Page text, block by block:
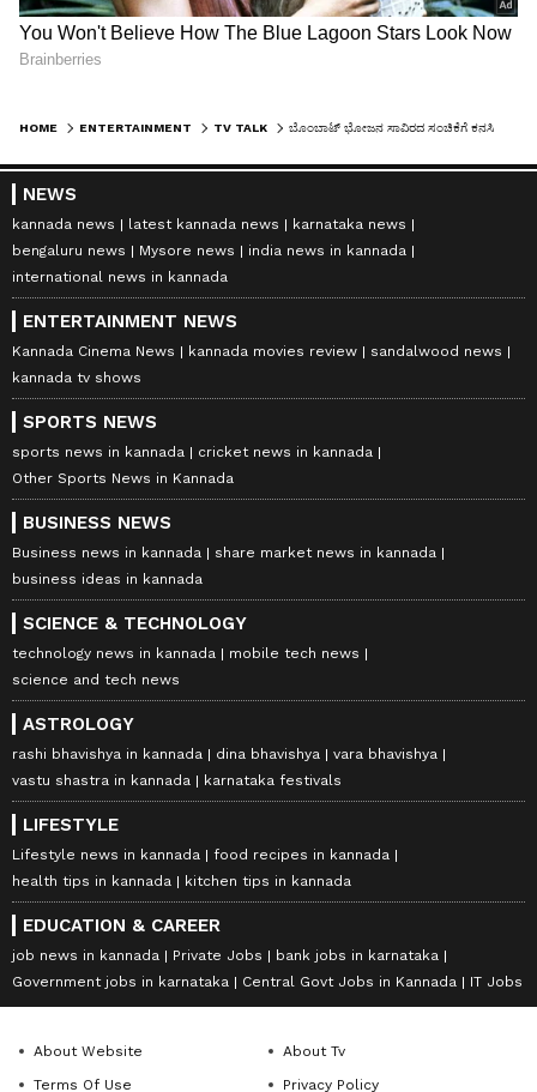
HOME ENTERTAINMENT TV TALK
NEWS
kannada news latest kannada news
karnataka news
bengaluru news
Mysore news
india news in kannada
international news in kannada
ENTERTAINMENT NEWS
Kannada Cinema News kannada movies review
sandalwood news
kannada tv shows
SPORTS NEWS
sports news in kannada
cricket news in kannada
Other Sports News in Kannada
BUSINESS NEWS
Business news in kannada
share market news in kannada
business ideas in kannada
SCIENCE & TECHNOLOGY
technology news in kannada
mobile tech news
science and tech news
ASTROLOGY
rashi bhavishya in kannada dina bhavishya
vara bhavishya
vastu shastra in kannada
karnataka festivals
LIFESTYLE
Lifestyle news in kannada
food recipes in kannada
health tips in kannada
kitchen tips in kannada
EDUCATION & CAREER
job news in kannada Private Jobs
bank jobs in karnataka
Government jobs in karnataka
Central Govt Jobs in Kannada IT Jobs
About Website
About Tv
Terms Of Use
Privacy Policy